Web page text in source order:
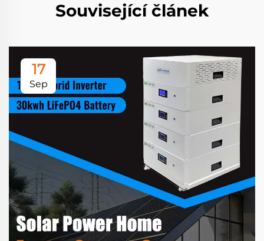
Související článek
17
Sep